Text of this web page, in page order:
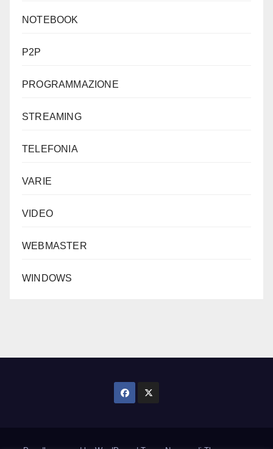
NOTEBOOK
P2P
PROGRAMMAZIONE
STREAMING
TELEFONIA
VARIE
VIDEO
WEBMASTER
WINDOWS